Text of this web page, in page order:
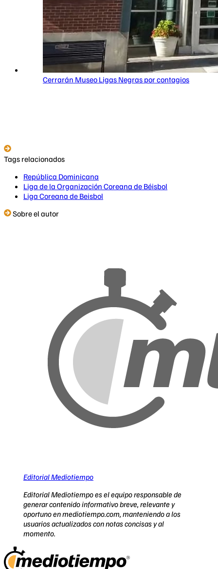
Cerrarán Museo Ligas Negras por contagios
Tags relacionados
República Dominicana
Liga de la Organización Coreana de Béisbol
Liga Coreana de Beisbol
Sobre el autor
Editorial Mediotiempo
Editorial Mediotiempo es el equipo responsable de
generar contenido informativo breve, relevante y
oportuno en mediotiempo.com, manteniendo a los
usuarios actualizados con notas concisas y al
momento.